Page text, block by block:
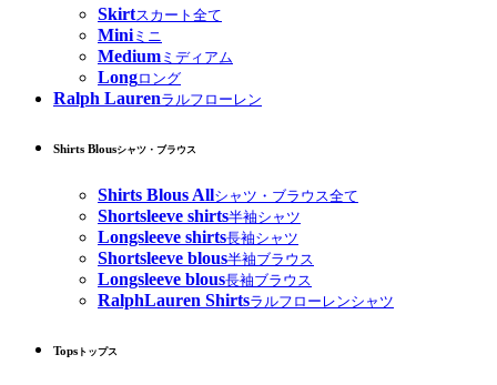
Skirtスカート全て
Miniミニ
Medium ミディアム
Longロング
Ralph Laurenラルフローレン
Shirts Blousシャツ・ブラウス
Shirts Blous Allシャツ・ブラウス全て
Shortsleeve shirts半袖シャツ
Longsleeve shirts長袖シャツ
Shortsleeve blous半袖ブラウス
Longsleeve blous長袖ブラウス
RalphLauren Shirtsラルフローレンシャツ
Tops トップス